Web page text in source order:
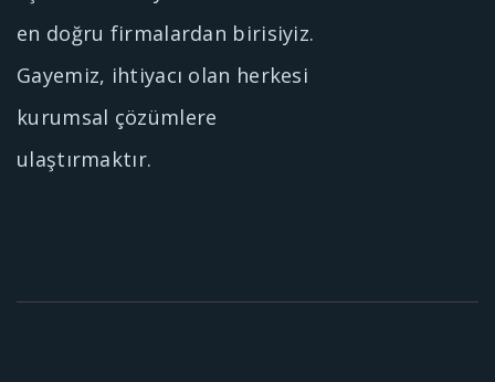
en doğru firmalardan birisiyiz.
Gayemiz, ihtiyacı olan herkesi
kurumsal çözümlere
ulaştırmaktır.